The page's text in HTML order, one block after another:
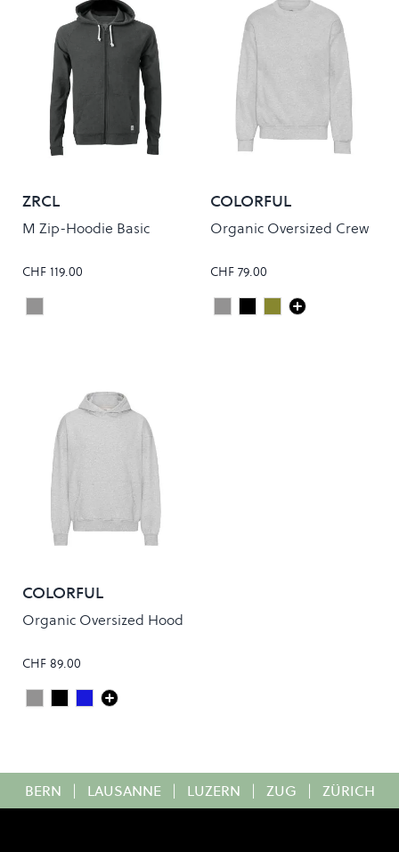
ZRCL
M Zip-Hoodie Basic
CHF 119.00
Colour
Onyx
COLORFUL
STANDARD
Organic Oversized Crew
CHF 79.00
Colour
Heather Grey
Deep Black
Dusty Olive
COLORFUL
STANDARD
Organic Oversized Hood
CHF 89.00
Colour
Heather Grey
Deep Black
Navy Blue
BERN | LAUSANNE | LUZERN | ZUG | ZÜRICH